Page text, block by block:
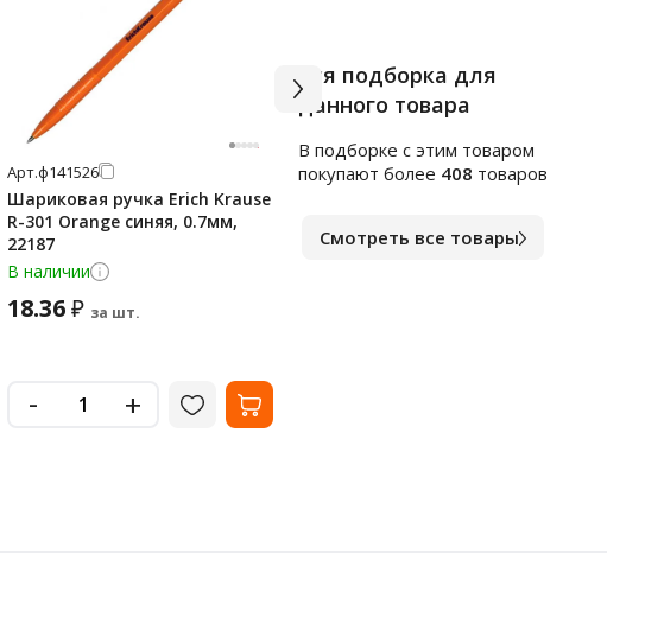
Арт.ф141526
Шариковая ручка Erich Krause
R-301 Orange синяя, 0.7мм,
22187
В наличии
18.36₽ за шт.
- +
Арт.я255248
45х12мм, 5цветов по 20
Вся подборка для
данного товара
В подборке c этим товаром
покупают более 408 товаров
Смотреть все товары